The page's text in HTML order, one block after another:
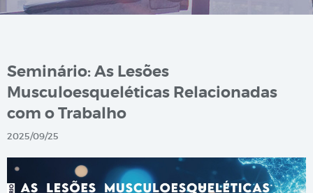
Seminário: As Lesões
Musculoesqueléticas Relacionadas
com o Trabalho
2025/09/25